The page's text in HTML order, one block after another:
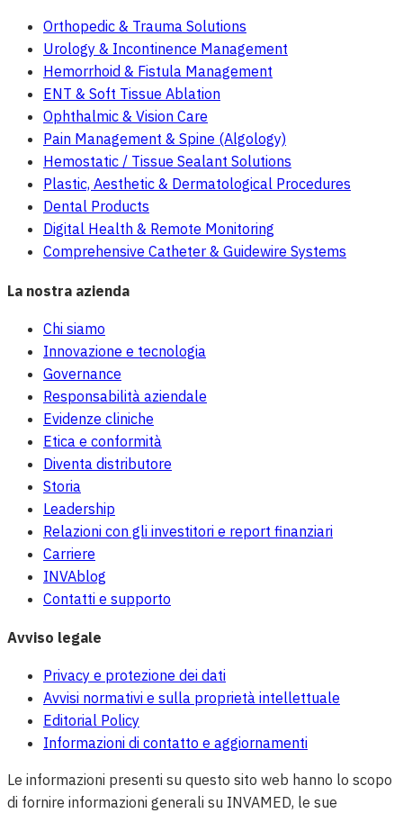
Orthopedic & Trauma Solutions
Urology & Incontinence Management
Hemorrhoid & Fistula Management
ENT & Soft Tissue Ablation
Ophthalmic & Vision Care
Pain Management & Spine (Algology)
Hemostatic / Tissue Sealant Solutions
Plastic, Aesthetic & Dermatological Procedures
Dental Products
Digital Health & Remote Monitoring
Comprehensive Catheter & Guidewire Systems
La nostra azienda
Chi siamo
Innovazione e tecnologia
Governance
Responsabilità aziendale
Evidenze cliniche
Etica e conformità
Diventa distributore
Storia
Leadership
Relazioni con gli investitori e report finanziari
Carriere
INVAblog
Contatti e supporto
Avviso legale
Privacy e protezione dei dati
Avvisi normativi e sulla proprietà intellettuale
Editorial Policy
Informazioni di contatto e aggiornamenti
Le informazioni presenti su questo sito web hanno lo scopo
di fornire informazioni generali su INVAMED, le sue